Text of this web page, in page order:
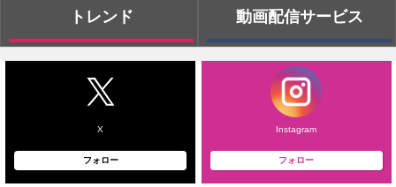
トレンド 動画配信サービス
X
フォロー
Instagram
フォロー